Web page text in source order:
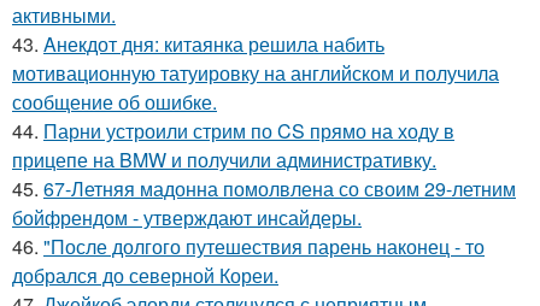
активными.
43. Aнекдот дня: китаянка решила набить
мотивационную татуировку на английском и получила
сообщение об ошибке.
44. Парни устроили стрим по CS прямо на ходу в
прицепе на BMW и получили административку.
45. 67-Летняя мадонна помолвлена со своим 29-летним
бойфрендом - утверждают инсайдеры.
46. "После долгого путешествия парень наконец - то
добрался до северной Кореи.